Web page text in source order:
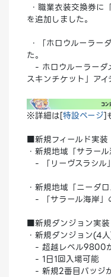
・職業衣装交換券に
を追加しました。
・「ホロウルーラー
た。
- ホロウルーラーダ
スキンチケット」アイ
※詳細は[特設ページ]
■新規フィールド実装
・新規地域「サラー
- 「リーヴスラシル
・新規地域「ニーダ
- 「サラール海岸」
■新規ダンジョン実装
・新規ダンジョン(4
- 超越レベル9800
- 1日1回入場可能
- 新規2番目バッジ